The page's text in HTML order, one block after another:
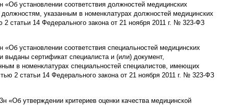
установлении соответствия должностей медицинских
указанным в номенклатурах должностей медицинских
статьи 14 Федерального закона от 21 ноября 2011 г. № 323-ФЗ
установлении соответствия специальностей медицинских
выданы сертификат специалиста и (или) документ,
в номенклатурах специальностей специалистов, имеющих
2 статьи 14 Федерального закона от 21 ноября 2011 г. № 323-ФЗ
«Об утверждении критериев оценки качества медицинской